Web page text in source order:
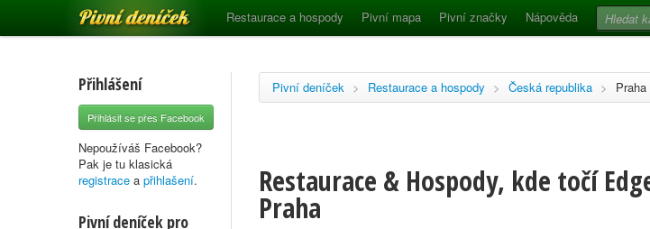
Pivní deníček Restaurace a hospody Pivní mapa Pivní značky Nápověda
Přihlášení
Přihlásit se přes Facebook
Nepoužíváš Facebook?
Pak je tu klasická
registrace a přihlašení.
Pivní deníček pro
Pivní deníček > Restaurace a hospody > Česká republika > Praha
Restaurace & Hospody, kde točí
Praha